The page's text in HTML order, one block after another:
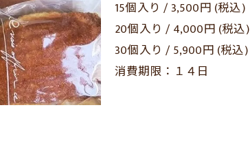
15個入り / 3,500円 (税込)
20個入り / 4,000円 (税込)
30個入り / 5,900円 (税込)
消費期限：１４日